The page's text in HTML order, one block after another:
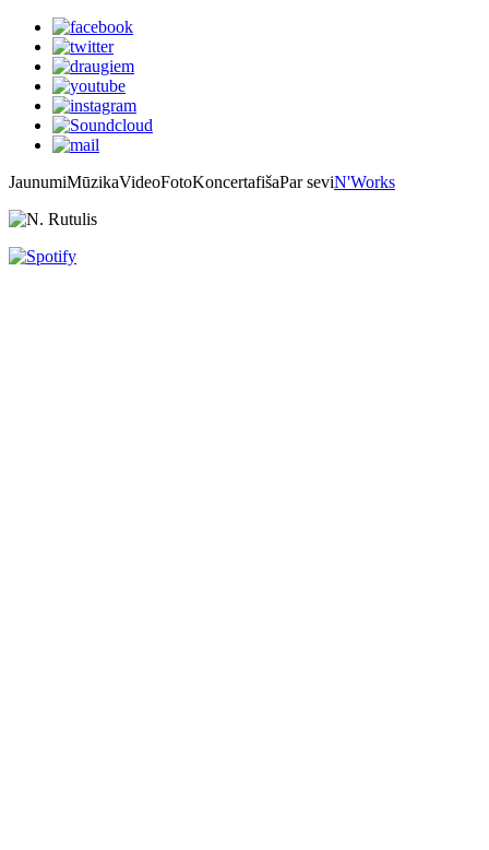
JaunumiMūzikaVideoFotoKoncertafišaPar seviN'Works